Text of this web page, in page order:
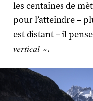
les centaines de
pour l’atteindre –
est distant – il
vertical ».